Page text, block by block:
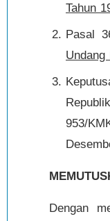
Tahun
Pasal
Undang
953/
Dengan